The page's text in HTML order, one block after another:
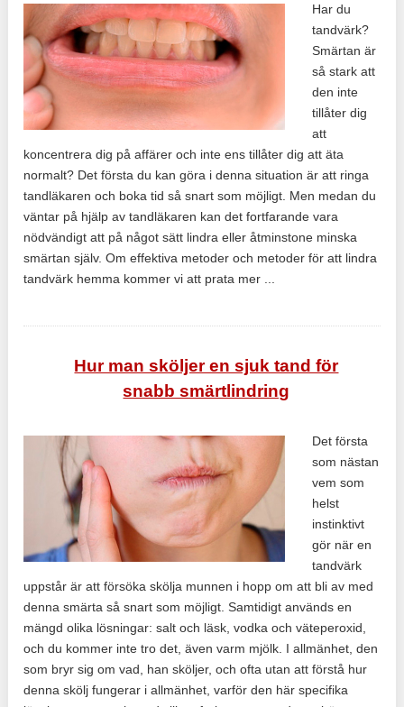
Har du
tandvärk?
Smärtan är
så stark att
den inte
tillåter dig
att
koncentrera dig på affärer och inte ens tillåter dig att äta
normalt? Det första du kan göra i denna situation är att ringa
tandläkaren och boka tid så snart som möjligt. Men medan du
väntar på hjälp av tandläkaren kan det fortfarande vara
nödvändigt att på något sätt lindra eller åtminstone minska
smärtan själv. Om effektiva metoder och metoder för att lindra
tandvärk hemma kommer vi att prata mer ...
Hur man sköljer en sjuk tand för
snabb smärtlindring
Det första
som nästan
vem som
helst
instinktivt
gör när en
tandvärk
uppstår är att försöka skölja munnen i hopp om att bli av med
denna smärta så snart som möjligt. Samtidigt används en
mängd olika lösningar: salt och läsk, vodka och väteperoxid,
och du kommer inte tro det, även varm mjölk. I allmänhet, den
som bryr sig om vad, han sköljer, och ofta utan att förstå hur
denna skölj fungerar i allmänhet, varför den här specifika